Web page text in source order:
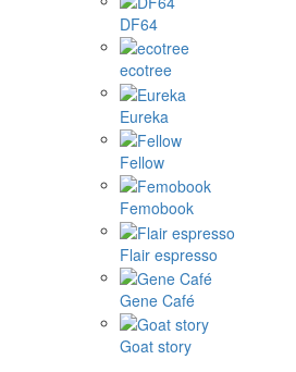
DF64
ecotree
Eureka
Fellow
Femobook
Flair espresso
Gene Café
Goat story